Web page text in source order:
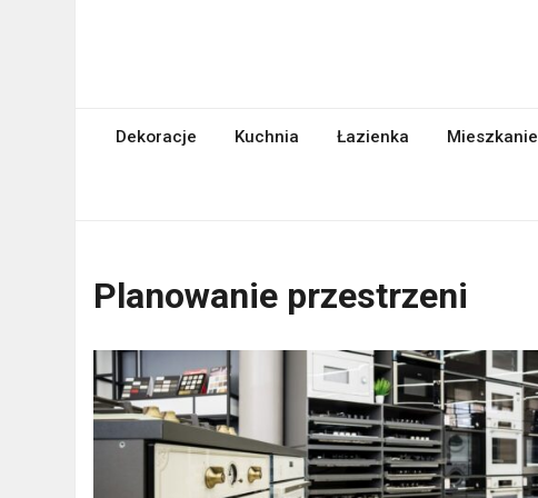
abcgospodyni.pl
Dekoracje Kuchnia Łazienka Mieszkanie
Planowanie przestrzeni